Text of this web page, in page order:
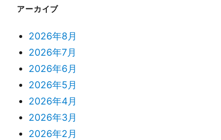
アーカイブ
2026年8月
2026年7月
2026年6月
2026年5月
2026年4月
2026年3月
2026年2月